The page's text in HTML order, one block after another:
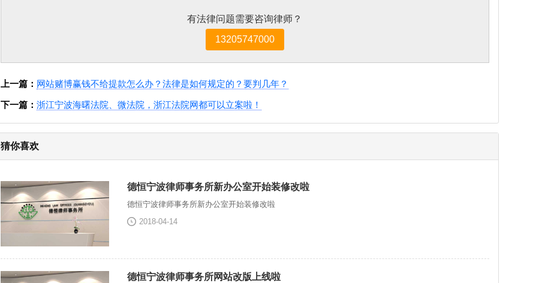
有法律问题需要咨询律师？
13205747000
上一篇： 网站赌博赢钱不给提款怎么办？法律是如何规定的？要判几年？
下一篇： 浙江宁波海曙法院、微法院，浙江法院网都可以立案啦！
猜你喜欢
德恒宁波律师事务所新办公室开始装修改啦
德恒宁波律师事务所新办公室开始装修改啦
2018-04-14
德恒宁波律师事务所网站改版上线啦